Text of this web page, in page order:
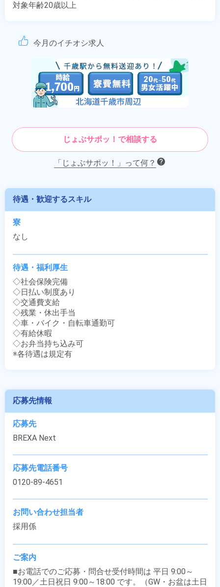
対象年齢20歳以上
今月のイチオシ求人
じょぶサポッ！で相談する
「じょぶサポッ！」って何？
待遇・歓迎するスキル
寮
なし
待遇・福利厚生
◇社会保険完備
◇日払い制度あり
◇交通費支給
◇残業・休出手当
◇車・バイク・自転車通勤可
◇有給休暇
◇お弁当持ち込み可
※各待遇は規定有
応募先情報
応募先
BREXA Next
応募先電話番号
0120-89-4651
お問い合わせ担当者
採用係
ご案内
■お電話でのご応募・問合せ受付時間は 平日 9:00～
19:00／土日祝日 9:00～18:00 です。（GW・お盆は土日